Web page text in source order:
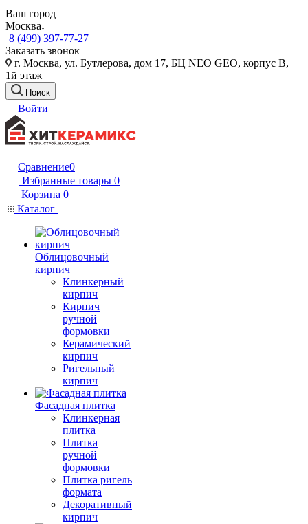
Ваш город
Москва
8 (499) 397-77-27
Заказать звонок
г. Москва, ул. Бутлерова, дом 17, БЦ NEO GEO, корпус В,
1й этаж
Поиск
Войти
Сравнение0
Избранные товары 0
Корзина 0
Каталог
Облицовочный
кирпич
Клинкерный
кирпич
Кирпич
ручной
формовки
Керамический
кирпич
Ригельный
кирпич
Фасадная плитка
Клинкерная
плитка
Плитка
ручной
формовки
Плитка ригель
формата
Декоративный
кирпич